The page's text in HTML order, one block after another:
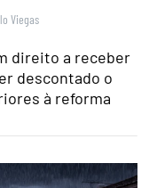
Viegas
direito a receber
descontado o
à reforma